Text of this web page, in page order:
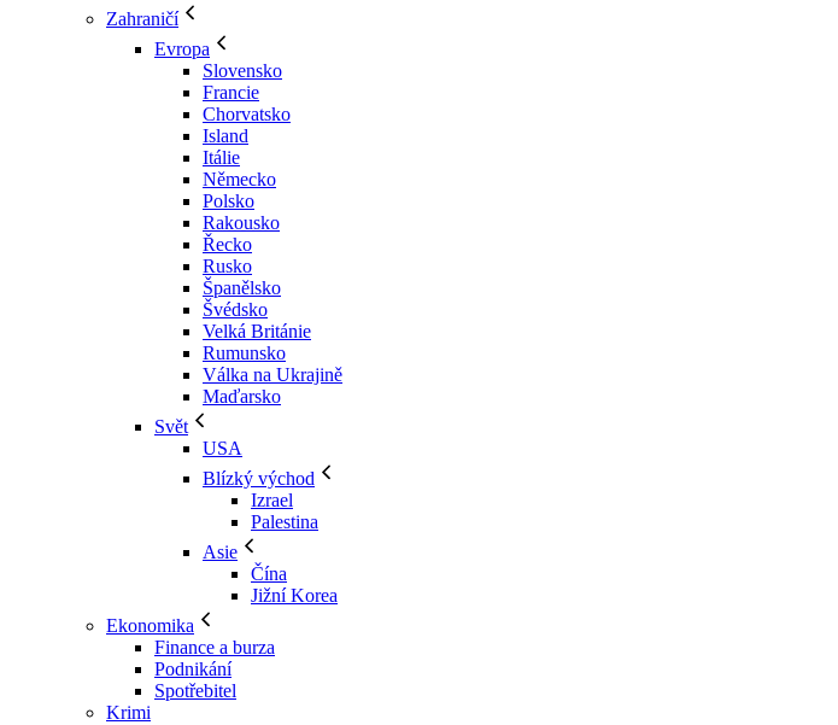
Zahraničí
Evropa
Slovensko
Francie
Chorvatsko
Island
Itálie
Německo
Polsko
Rakousko
Řecko
Rusko
Španělsko
Švédsko
Velká Británie
Rumunsko
Válka na Ukrajině
Maďarsko
Svět
USA
Blízký východ
Izrael
Palestina
Asie
Čína
Jižní Korea
Ekonomika
Finance a burza
Podnikání
Spotřebitel
Krimi